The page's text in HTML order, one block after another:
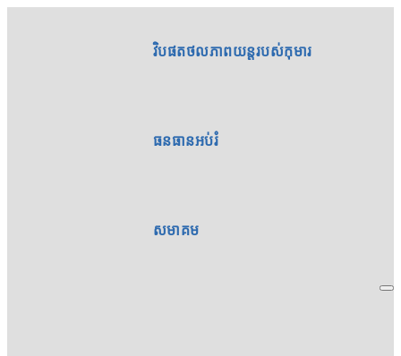
វិបផតថលភាពយន្តរបស់កុមារ
ធនធានអប់រំ
សមាគម